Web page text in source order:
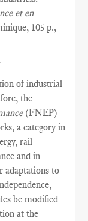
et en
105 p.,
of industrial
the
(FNEP)
a category in
rail
and in
adaptations to
be modified
at the